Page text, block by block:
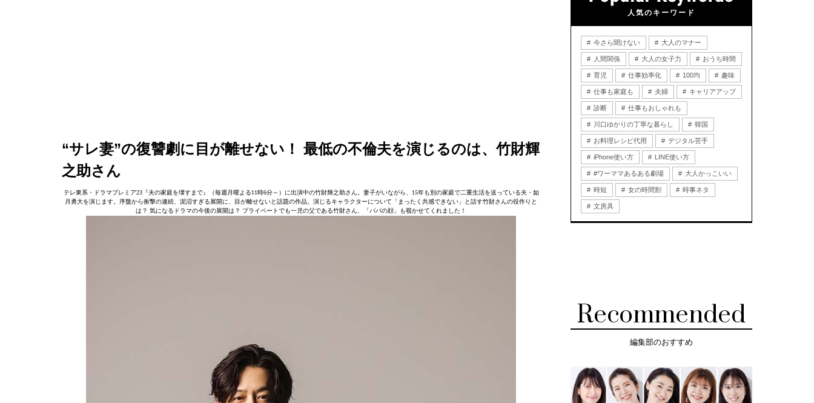
“サレ妻”の復讐劇に目が離せない！ 最低の不倫夫を演じるのは、竹財輝
之助さん
テレ東系・ドラマプレミア23『夫の家庭を壊すまで』（毎週月曜よる11時6分～）に出演中の竹財輝之助さん。妻子がいながら、15年も別の家庭で二重生活を送っている夫・如
月勇大を演じます。序盤から衝撃の連続、泥沼すぎる展開に、目が離せないと話題の作品。演じるキャラクターについて「まったく共感できない」と話す竹財さんの役作りと
は？ 気になるドラマの今後の展開は？ プライベートでも一児の父である竹財さん、「パパの顔」も覗かせてくれました！
人気のキーワード
今さら聞けない 大人のマナー
人間関係 大人の女子力 おうち時間
育児 仕事効率化 100均 趣味
仕事も家庭も 夫婦 キャリアアップ
診断 仕事もおしゃれも
川口ゆかりの丁寧な暮らし 韓国
お料理レシピ代用 デジタル苦手
iPhone使い方 LINE使い方
#ワーママあるある劇場 大人かっこいい
時短 女の時間割 時事ネタ
文房具
Recommended
編集部のおすすめ